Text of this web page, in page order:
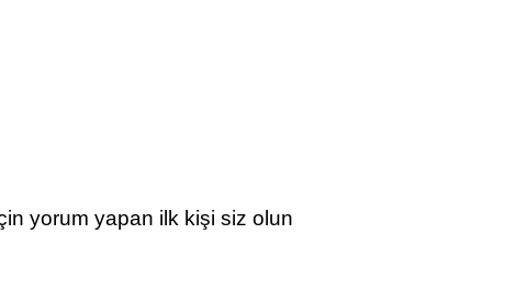
yorum yapan ilk kişi siz olun